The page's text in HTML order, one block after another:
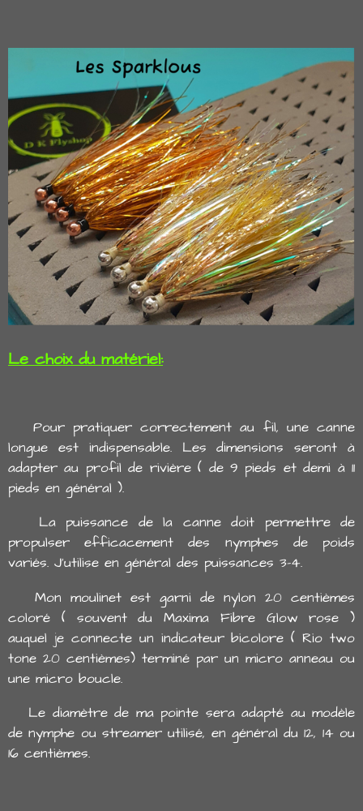
Le choix du matériel:
Pour pratiquer correctement au fil, une canne
longue est indispensable. Les dimensions seront à
adapter au profil de rivière ( de 9 pieds et demi à 11
pieds en général ).
La puissance de la canne doit permettre de
propulser efficacement des nymphes de poids
variés. J'utilise en général des puissances 3-4.
Mon moulinet est garni de nylon 20 centièmes
coloré ( souvent du Maxima Fibre Glow rose )
auquel je connecte un indicateur bicolore ( Rio two
tone 20 centièmes) terminé par un micro anneau ou
une micro boucle.
Le diamètre de ma pointe sera adapté au modèle
de nymphe ou streamer utilisé, en général du 12, 14 ou
16 centièmes.